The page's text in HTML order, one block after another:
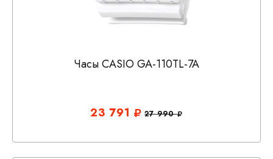
Часы CASIO GA-110TL-7A
23 791 27 990